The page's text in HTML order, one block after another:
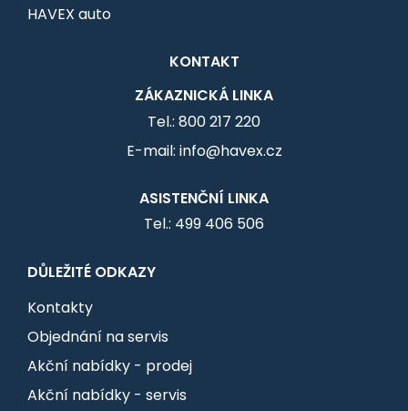
HAVEX auto
KONTAKT
ZÁKAZNICKÁ LINKA
Tel.: 800 217 220
E-mail: info@havex.cz
ASISTENČNÍ LINKA
Tel.: 499 406 506
DŮLEŽITÉ ODKAZY
Kontakty
Objednání na servis
Akční nabídky - prodej
Akční nabídky - servis